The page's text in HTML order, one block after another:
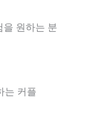
을 원하는 분
는 커플